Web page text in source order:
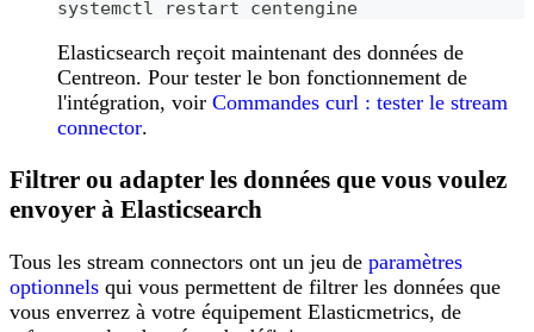
systemctl restart centengine
Elasticsearch reçoit maintenant des données de
Centreon. Pour tester le bon fonctionnement de
l'intégration, voir Commandes curl : tester le stream
connector.
Filtrer ou adapter les données que vous voulez
envoyer à Elasticsearch
Tous les stream connectors ont un jeu de paramètres
optionnels qui vous permettent de filtrer les données que
vous enverrez à votre équipement Elasticmetrics, de